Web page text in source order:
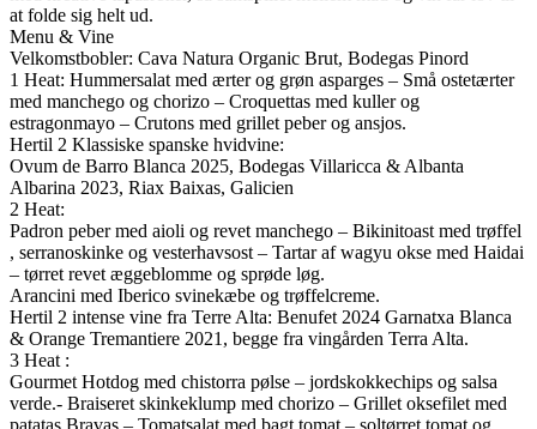
at folde sig helt ud.
Menu & Vine
Velkomstbobler: Cava Natura Organic Brut, Bodegas Pinord
1 Heat: Hummersalat med ærter og grøn asparges – Små ostetærter
med manchego og chorizo – Croquettas med kuller og
estragonmayo – Crutons med grillet peber og ansjos.
Hertil 2 Klassiske spanske hvidvine:
Ovum de Barro Blanca 2025, Bodegas Villaricca & Albanta
Albarina 2023, Riax Baixas, Galicien
2 Heat:
Padron peber med aioli og revet manchego – Bikinitoast med trøffel
, serranoskinke og vesterhavsost – Tartar af wagyu okse med Haidai
– tørret revet æggeblomme og sprøde løg.
Arancini med Iberico svinekæbe og trøffelcreme.
Hertil 2 intense vine fra Terre Alta: Benufet 2024 Garnatxa Blanca
& Orange Tremantiere 2021, begge fra vingården Terra Alta.
3 Heat :
Gourmet Hotdog med chistorra pølse – jordskokkechips og salsa
verde.- Braiseret skinkeklump med chorizo – Grillet oksefilet med